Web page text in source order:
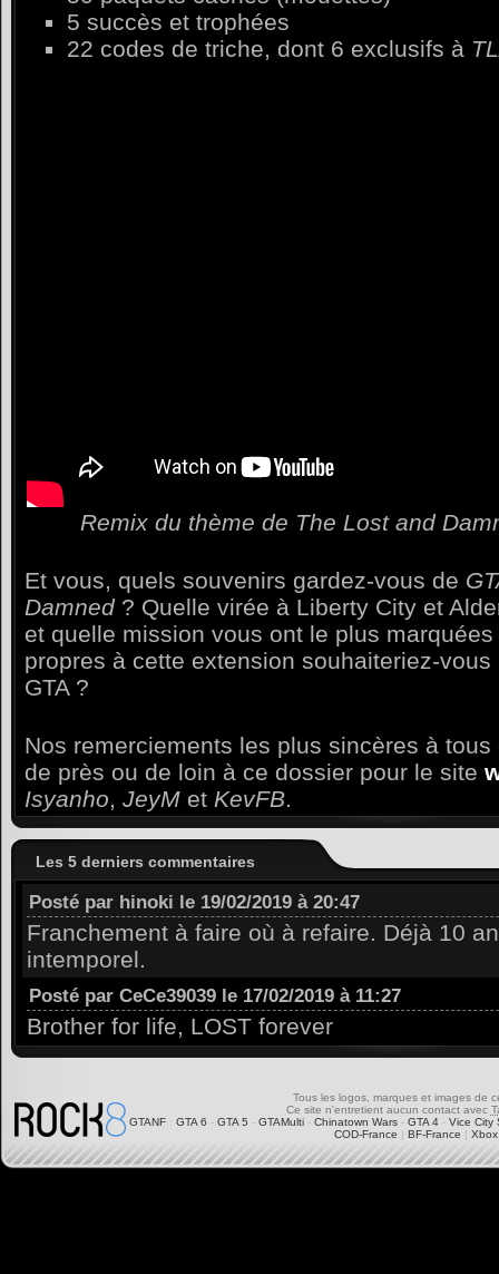
5 succès et trophées
22 codes de triche, dont 6 exclusifs à
Remix du thème de The Lost and
Et vous, quels souvenirs gardez-vous de
Damned? Quelle virée à Liberty City et
et quelle mission vous ont le plus
propres à cette extension souhaiteriez-
GTA ?
Nos remerciements les plus sincères à
de près ou de loin à ce dossier pour le site
Isyanho, JeyM et KevFB.
Les 5 derniers commentaires
Posté par hinoki le 19/02/2019 à 20:47
Franchement à faire où à refaire. Déjà 10
intemporel.
Posté par CeCe39039 le 17/02/2019 à 11:27
Brother for life, LOST forever
Tous les logos, marques et images de
Ce site n'entretient aucun contact avec
GTANF : GTA 6 - GTA 5 - GTAMulti - Chinatown Wars - GTA 4 - Vice City
COD-France | BF-France |